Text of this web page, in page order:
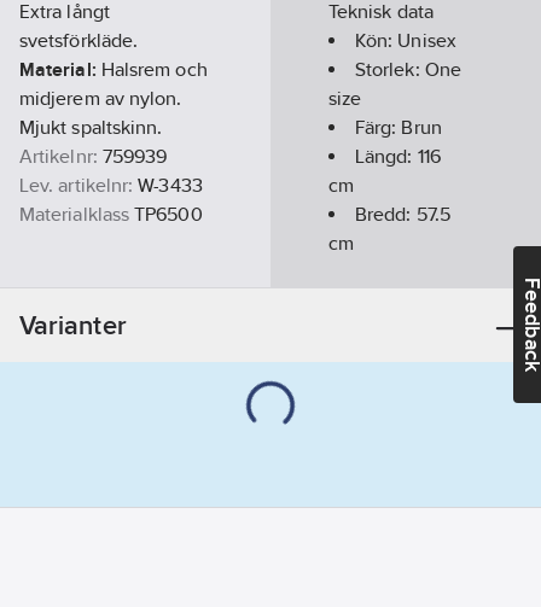
Extra långt
svetsförkläde.
Material: Halsrem och
midjerem av nylon.
Mjukt spaltskinn.
Artikelnr: 759939
Lev. artikelnr: W-3433
Materialklass TP6500
Teknisk data
Kön: Unisex
Storlek: One
size
Färg: Brun
Längd: 116
cm
Bredd: 57.5
cm
Säsong:Året
Varianter